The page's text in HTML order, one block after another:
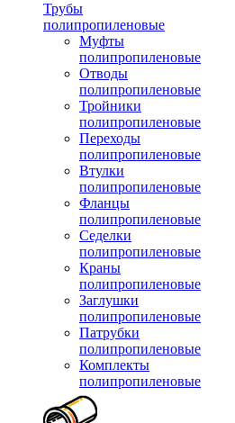
Трубы
полипропиленовые
Муфты
полипропиленовые
Отводы
полипропиленовые
Тройники
полипропиленовые
Переходы
полипропиленовые
Втулки
полипропиленовые
Фланцы
полипропиленовые
Седелки
полипропиленовые
Краны
полипропиленовые
Заглушки
полипропиленовые
Патрубки
полипропиленовые
Комплекты
полипропиленовые